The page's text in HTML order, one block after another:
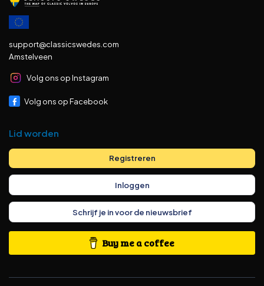
support@classicswedes.com
Amstelveen
Volg ons op Instagram
Volg ons op Facebook
Lid worden
Registreren
Inloggen
Schrijf je in voor de nieuwsbrief
Buy me a coffee